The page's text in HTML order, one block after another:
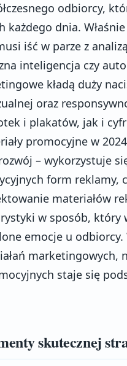
odbiorcy,
każdego dnia.
iść w parze z
inteligencja czy
kładą duży
oraz
i plakatów, jak i
promocyjne w
– wykorzystuje
form reklamy,
materiałów
w sposób, który
emocje u
marketingowych,
staje się
skutecznej